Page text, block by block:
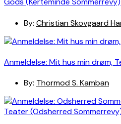
By: Christian Skovgaard
Anmeldelse: Mit hus min drøm,
By: Thormod S. Kamban